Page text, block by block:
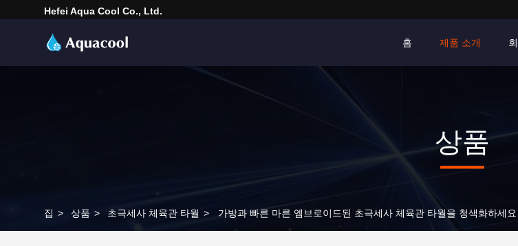
Hefei Aqua Cool Co., Ltd.
홈 제품 소개
상품
집 > 상품 > 초극세사 체육관 타월 > 가방과 빠른 마른 엠브로이드된 초극세사 체육관 타월을 청색화하세요